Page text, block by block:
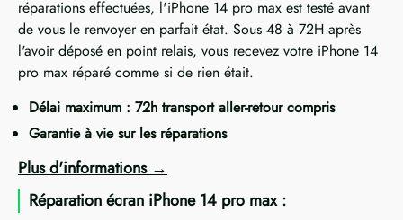
réparations effectuées, l'iPhone 14 pro max est testé avant
de vous le renvoyer en parfait état. Sous 48 à 72H après
l'avoir déposé en point relais, vous recevez votre iPhone 14
pro max réparé comme si de rien était.
Délai maximum : 72h transport aller-retour compris
Garantie à vie sur les réparations
Plus d'informations
Réparation écran iPhone 14 pro max :